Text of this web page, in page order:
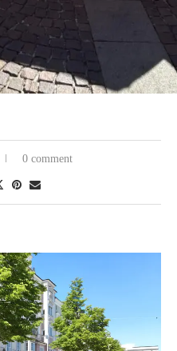
0 comment